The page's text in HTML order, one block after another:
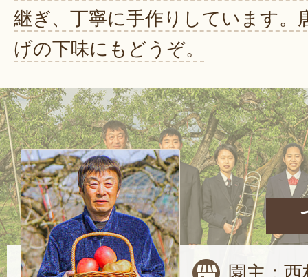
継ぎ、丁寧に手作りしています。
げの下味にもどうぞ。
園主：